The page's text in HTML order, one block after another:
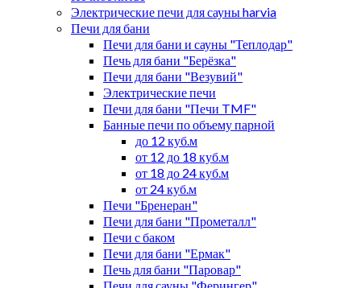
Электрические печи для сауны harvia
Печи для бани
Печи для бани и сауны "Теплодар"
Печь для бани "Берёзка"
Печи для бани "Везувий"
Электрические печи
Печи для бани "Печи TMF"
Банные печи по объему парной
до 12 куб.м
от 12 до 18 куб.м
от 18 до 24 куб.м
от 24 куб.м
Печи "Бренеран"
Печи для бани "Прометалл"
Печи с баком
Печи для бани "Ермак"
Печь для бани "Паровар"